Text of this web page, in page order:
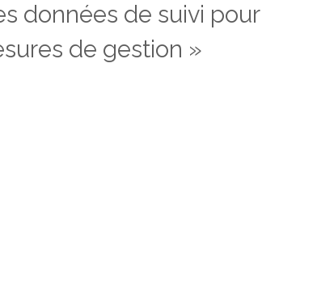
données de suivi pour
de gestion »